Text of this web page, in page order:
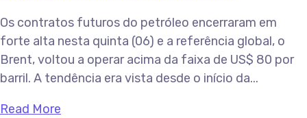
Os contratos futuros do petróleo encerraram em
forte alta nesta quinta (06) e a referência global, o
Brent, voltou a operar acima da faixa de US$ 80 por
barril. A tendência era vista desde o início da...
Read More